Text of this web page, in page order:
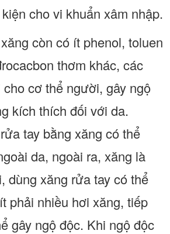
cho vi khuẩn xâm nhập.
còn có ít phenol, toluen
thơm khác, các
cơ thể người, gây ngộ
kích thích đối với da.
tay bằng xăng có thể
da, ngoài ra, xăng là
dùng xăng rửa tay có thể
phải nhiều hơi xăng, tiếp
gây ngộ độc. Khi ngộ độc